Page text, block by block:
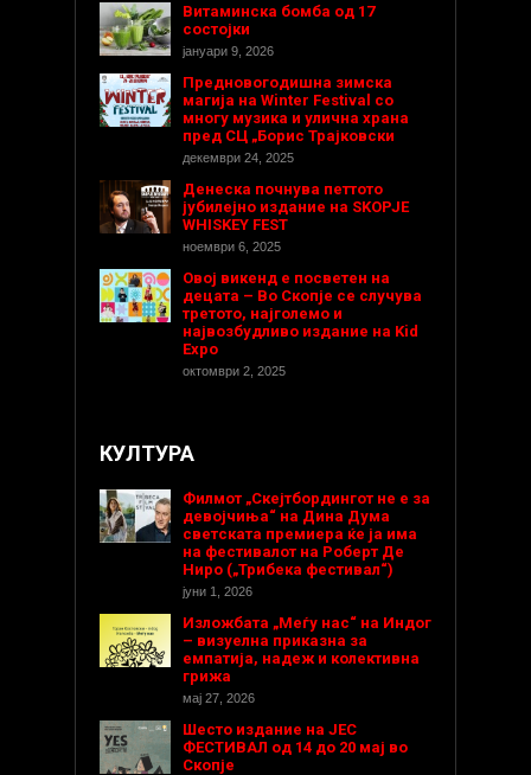
Витаминска бомба од 17
состојки
јануари 9, 2026
Предновогодишнa зимска
магија на Winter Festival со
многу музика и улична храна
пред СЦ „Борис Трајковски
декември 24, 2025
Денеска почнува петтото
јубилејно издание на SKOPJE
WHISKEY FEST
ноември 6, 2025
Овој викенд е посветен на
децата – Во Скопје се случува
третото, најголемо и
највозбудливо издание на Kid
Expo
октомври 2, 2025
КУЛТУРА
Филмот „Скејтбордингот не е за
девојчиња“ на Дина Дума
светската премиера ќе ја има
на фестивалот на Роберт Де
Ниро („Трибека фестивал“)
јуни 1, 2026
Изложбата „Меѓу нас“ на Индог
– визуелна приказна за
емпатија, надеж и колективна
грижа
мај 27, 2026
Шесто издание на ЈЕС
ФЕСТИВАЛ од 14 до 20 мај во
Скопје